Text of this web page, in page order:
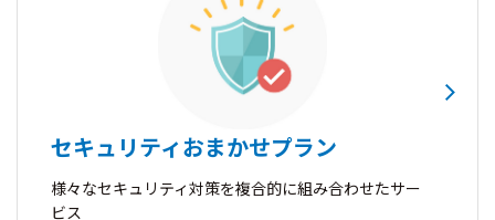
セキュリティおまかせプラン
様々なセキュリティ対策を複合的に組み合わせたサー
ビス